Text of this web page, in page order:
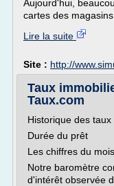
Aujourd'hui,
cartes des
Lire la suite
Site : http://
Taux
Taux.com
Historique des
Durée du prêt
Les chiffres du
Notre baromètre
d'intérêt observée